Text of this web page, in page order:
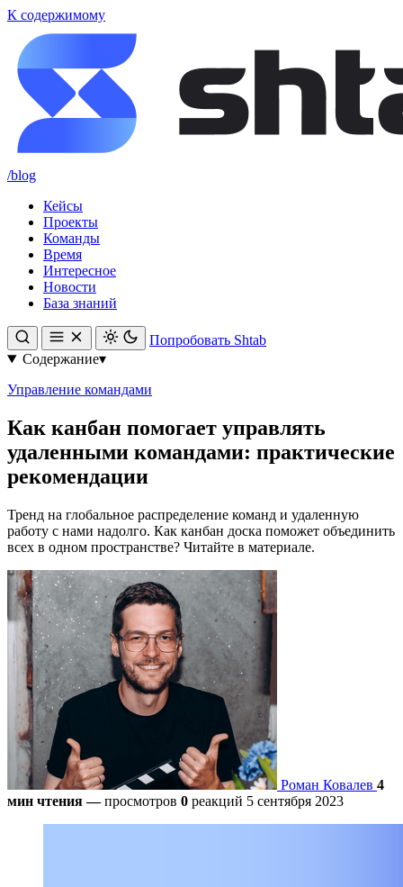
К содержимому
/blog
Кейсы
Проекты
Команды
Время
Интересное
Новости
База знаний
Попробовать Shtab
Содержание▾
Управление командами
Как канбан помогает управлять
удаленными командами: практические
рекомендации
Тренд на глобальное распределение команд и удаленную
работу с нами надолго. Как канбан доска поможет объединить
всех в одном пространстве? Читайте в материале.
Роман Ковалев 4
мин чтения —просмотров 0 реакций 5 сентября 2023